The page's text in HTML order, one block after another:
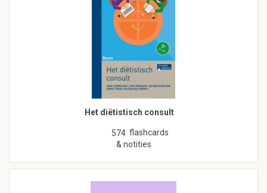
Het diëtistisch consult
574 flashcards
& notities